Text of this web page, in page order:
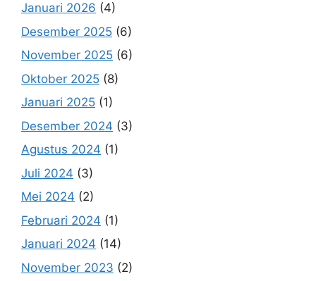
Januari 2026 (4)
Desember 2025 (6)
November 2025 (6)
Oktober 2025 (8)
Januari 2025 (1)
Desember 2024 (3)
Agustus 2024 (1)
Juli 2024 (3)
Mei 2024 (2)
Februari 2024 (1)
Januari 2024 (14)
November 2023 (2)